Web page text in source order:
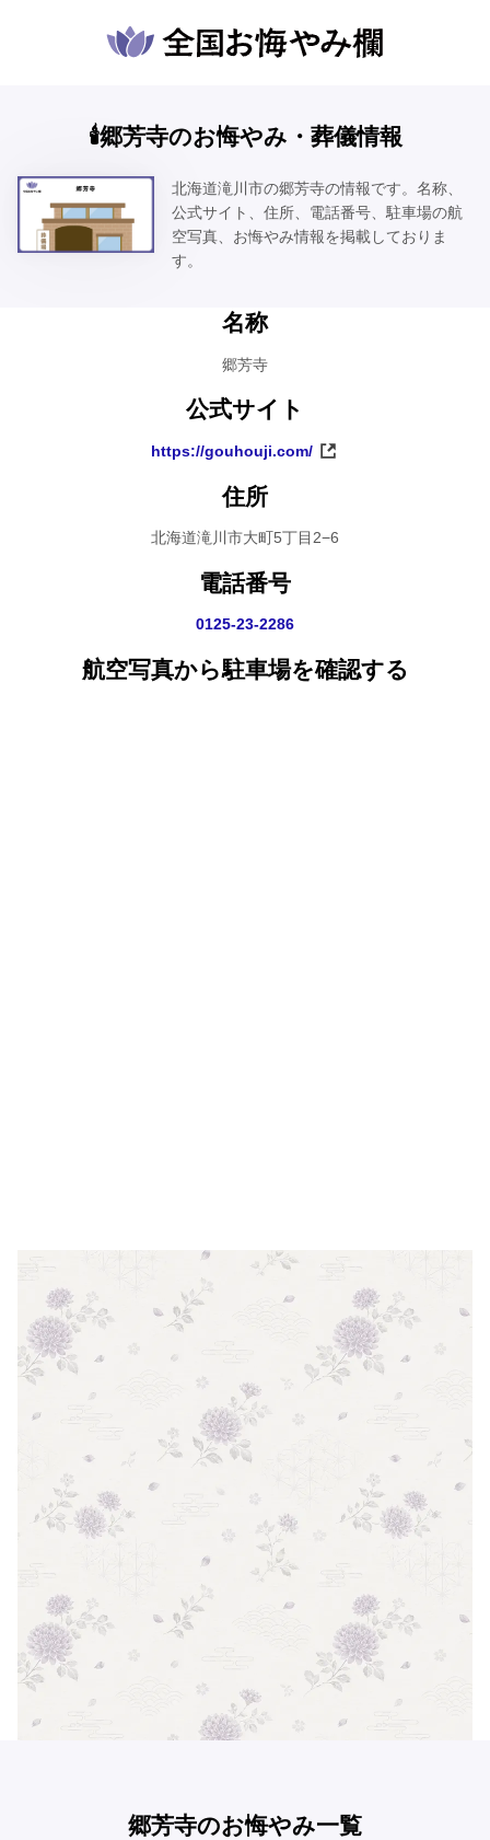
🕯️郷芳寺のお悔やみ・葬儀情報
北海道滝川市の郷芳寺の情報です。名称、
公式サイト、住所、電話番号、駐車場の航
空写真、お悔やみ情報を掲載しておりま
す。
名称
郷芳寺
公式サイト
https://gouhouji.com/
住所
北海道滝川市大町5丁目2−6
電話番号
0125-23-2286
航空写真から駐車場を確認する
郷芳寺のお悔やみ一覧